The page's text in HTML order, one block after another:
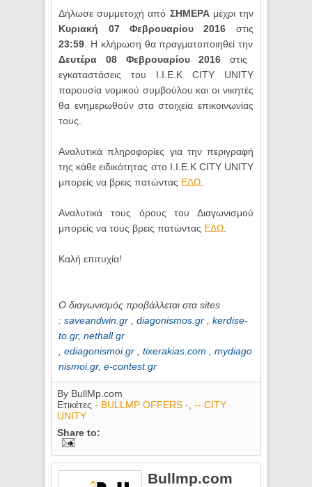
Δήλωσε συμμετοχή από ΣΗΜΕΡΑμέχρι την
Κυριακή 07 Φεβρουαρίου 2016 στις
23:59. Η κλήρωση θα πραγματοποιηθεί την
Δευτέρα 08 Φεβρουαρίου 2016 στις
εγκαταστάσεις του I.I.E.K CITY UNITY
παρουσία νομικού συμβούλου και οι νικητές
θα ενημερωθούν στα στοιχεία επικοινωνίας
τους.
Αναλυτικά πληροφορίες για την περιγραφή
της κάθε ειδικότητας στο I.I.E.K CITY UNITY
μπορείς να βρεις πατώντας ΕΔΩ.
Αναλυτικά τους όρους του Διαγωνισμού
μπορείς να τους βρεις πατώντας ΕΔΩ.
Καλή επιτυχία!
Ο διαγωνισμός προβάλλεται στα sites
:saveandwin.gr ,diagonismos.gr ,kerdise-
to.gr,nethall.gr
,ediagonismoi.gr ,tixerakias.com ,mydiago
nismoi.gr,e-contest.gr
By BullMp.com
Ετικέτες- BULLMP OFFERS - ,-- CITY
UNITY
Share to:
Bullmp.com